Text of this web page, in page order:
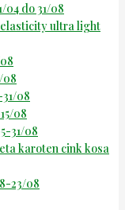
04 do 31/08
ultra light
08
08
08
31/08
karoten cink kosa
23/08